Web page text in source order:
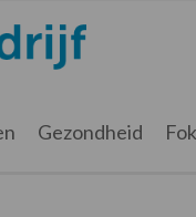
Gezondheid